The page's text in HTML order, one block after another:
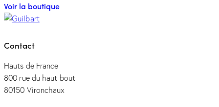
Voir la boutique
Contact
Hauts de France
800 rue du haut bout
80150 Vironchaux